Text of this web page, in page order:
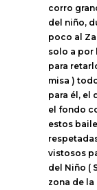
corro
del niño,
poco al
solo a por
para
misa )
para él, el
el fondo
estos
vistosos
del Niño (
zona de